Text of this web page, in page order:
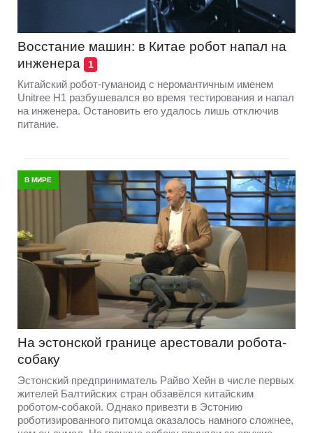
Восстание машин: в Китае робот напал на
инженера
1
Китайский робот-гуманоид с неромантичным именем
Unitree H1 разбушевался во время тестирования и напал
на инженера. Остановить его удалось лишь отключив
питание.
В МИРЕ
На эстонской границе арестовали робота-
собаку
Эстонский предприниматель Райво Хейн в числе первых
жителей Балтийских стран обзавёлся китайским
роботом-собакой. Однако привезти в Эстонию
роботизированного питомца оказалось намного сложнее,